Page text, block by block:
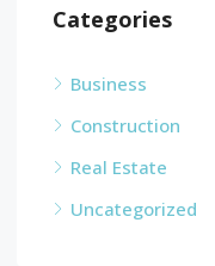
Categories
Business
Construction
Real Estate
Uncategorized